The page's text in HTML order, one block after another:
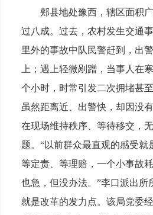
郏县地处豫西，辖区面积
过八成。过去，农村发生交通
里外的事故中队民警赶到，出
上；遇上轻微剐蹭，当事人在
个小时，时常引发二次拥堵甚
虽然距离近、出警快，却因没
在现场维持秩序、等待移交，
题。“以前群众最直观的感受就
等定责、等理赔，一个小事故
也急，但没办法。”李口派出所
就是改革的发力点。该局党委